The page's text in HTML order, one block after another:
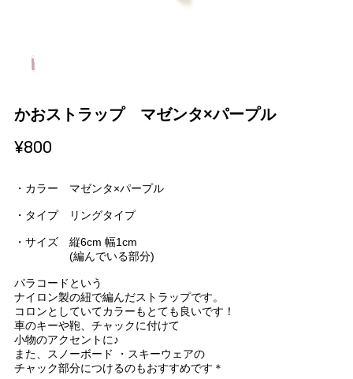
かおストラップ マゼンタ×パープル
¥800
・カラー マゼンタ×パープル
・タイプ リングタイプ
・サイズ 縦6cm 幅1cm
(編んでいる部分)
パラコードという
ナイロン製の紐で編んだストラップです。
コロンとしていてカラーもとても良いです！
車のキーや鞄、チャックに付けて
小物のアクセントに♪
また、スノーボード ・スキーウェアの
チャック部分につけるのもおすすめです＊